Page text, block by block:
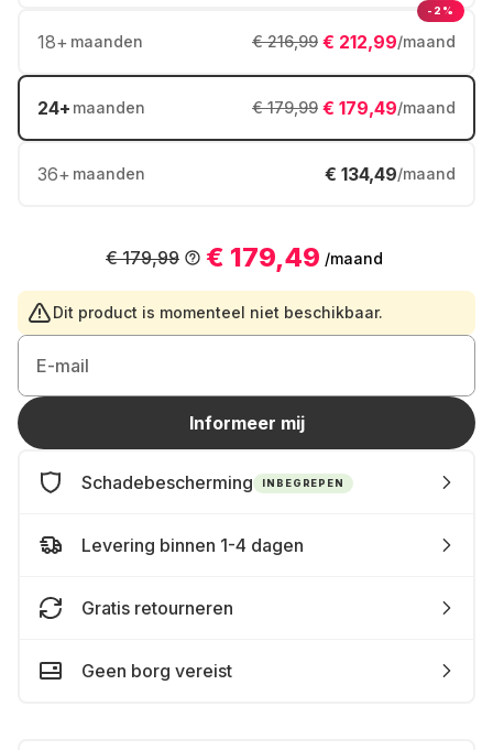
18+ maanden € 212,99/maand
€ 216,99
-2%
24+ maanden € 179,49/maand
€ 179,99
36+ maanden € 134,49/maand
€ 179,49 /maand
€ 179,99
Dit product is momenteel niet beschikbaar.
E-mail
Informeer mij
Schadebescherming INBEGREPEN
Levering binnen 1-4 dagen
Gratis retourneren
Geen borg vereist